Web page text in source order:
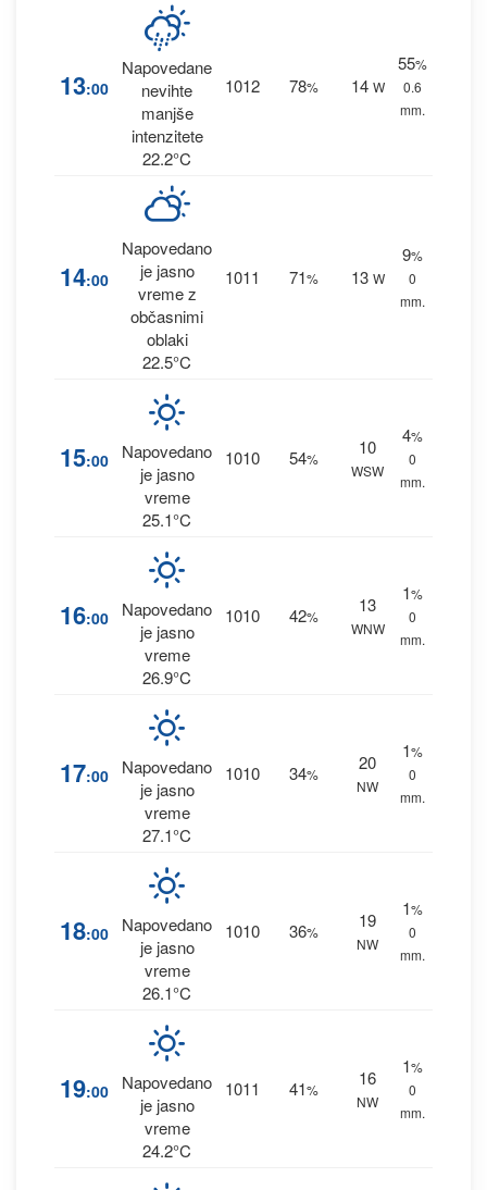
13:00
Napovedane
nevihte
manjše
intenzitete
22.2°C
1012 78% 14 W
55%
0.6
mm.
14:00
Napovedano
je jasno
vreme z
občasnimi
oblaki
22.5°C
1011 71% 13 W
9%
0
mm.
15:00
Napovedano
je jasno
vreme
25.1°C
1010 54%
10
WSW
4%
0
mm.
16:00
Napovedano
je jasno
vreme
26.9°C
1010 42%
13
WNW
1%
0
mm.
17:00
Napovedano
je jasno
vreme
27.1°C
1010 34%
20
NW
1%
0
mm.
18:00
Napovedano
je jasno
vreme
26.1°C
1010 36%
19
NW
1%
0
mm.
19:00
Napovedano
je jasno
vreme
24.2°C
1011 41%
16
NW
1%
0
mm.